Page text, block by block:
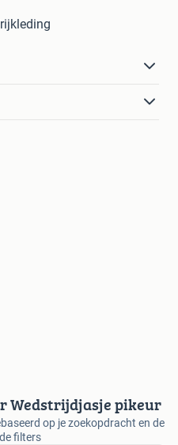
Wedstrijdjasje pikeur
op je zoekopdracht en de
filters